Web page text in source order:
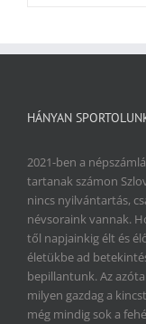
HÁNYAN
2021-ben a
tartanak számon
nincs nyilvántartás,
névsoraink vannak.
től napjainkig élt és
életükbe ad
bepillantunk. Az
milyen gazdag a
még mindig sok a